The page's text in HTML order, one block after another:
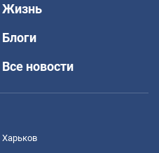
Жизнь
Блоги
Все новости
Харьков